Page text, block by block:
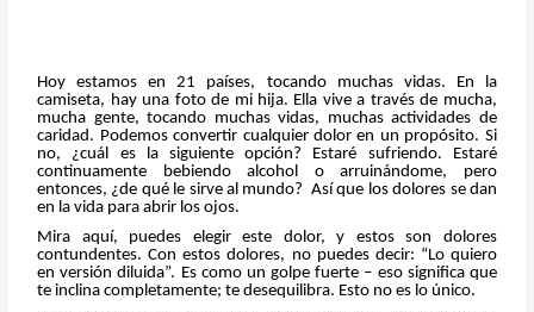
Hoy estamos en 21 países, tocando muchas vidas. En la
camiseta, hay una foto de mi hija. Ella vive a través de mucha,
mucha gente, tocando muchas vidas, muchas actividades de
caridad. Podemos convertir cualquier dolor en un propósito. Si
no, ¿cuál es la siguiente opción? Estaré sufriendo. Estaré
continuamente bebiendo alcohol o arruinándome, pero
entonces, ¿de qué le sirve al mundo? Así que los dolores se dan
en la vida para abrir los ojos.
Mira aquí, puedes elegir este dolor, y estos son dolores
contundentes. Con estos dolores, no puedes decir: “Lo quiero
en versión diluida”. Es como un golpe fuerte – eso significa que
te inclina completamente; te desequilibra. Esto no es lo único.